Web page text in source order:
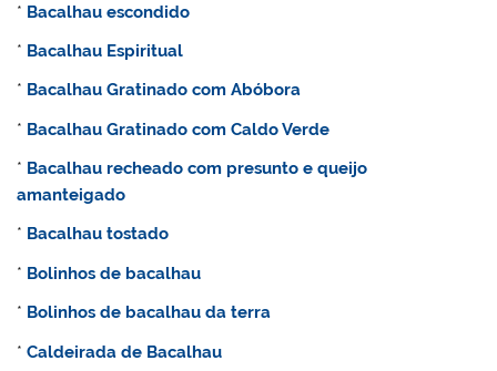
* Bacalhau escondido
* Bacalhau Espiritual
* Bacalhau Gratinado com Abóbora
* Bacalhau Gratinado com Caldo Verde
* Bacalhau recheado com presunto e queijo
amanteigado
* Bacalhau tostado
* Bolinhos de bacalhau
* Bolinhos de bacalhau da terra
*Caldeirada de Bacalhau